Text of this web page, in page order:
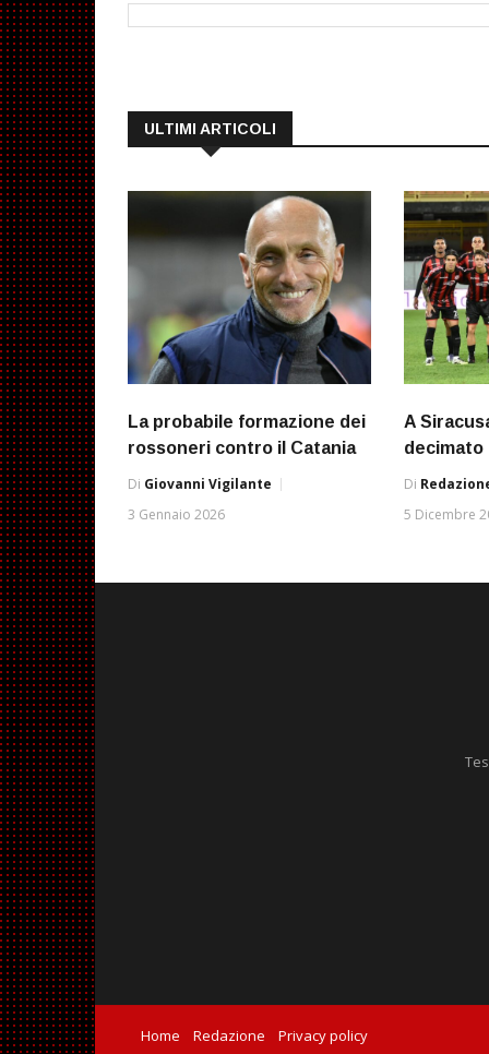
ULTIMI ARTICOLI
La probabile formazione dei
rossoneri contro il Catania
Di Giovanni Vigilante
3 Gennaio 2026
A
decimato
Di
5 Dicembre
Home Redazione Privacy policy